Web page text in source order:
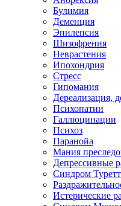
Булимия
Деменция
Эпилепсия
Шизофрения
Неврастения
Ипохондрия
Стресс
Гипомания
Дереализация,
Психопатии
Галлюцинации
Психоз
Паранойа
Мания
Депрессивные
Синдром
Истерические